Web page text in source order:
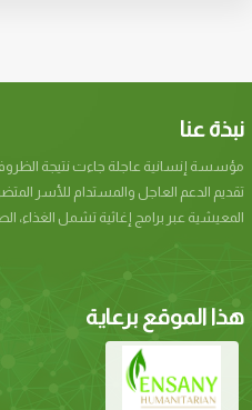
نبذة عنا
مؤسسة إنسانیة عاجلة جاءت نتيجة
تقدیم الدعم العاجل والمستدام للأسر
المعیشیة عبر برامج إغاثیة تشمل الغذاء،
هذا الموقع برعاية